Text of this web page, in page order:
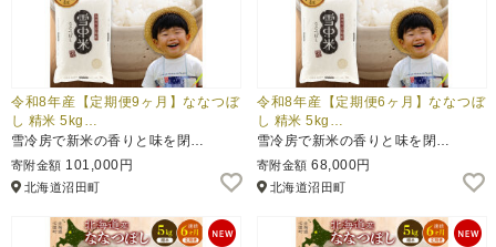
令和8年産【定期便9ヶ月】ななつぼ
し 精米 5kg…
雪冷房で新米の香りと味を閉…
寄附金額 101,000円
北海道沼田町
令和8年産【定期便6ヶ月】ななつぼ
し 精米 5kg…
雪冷房で新米の香りと味を閉…
寄附金額 68,000円
北海道沼田町